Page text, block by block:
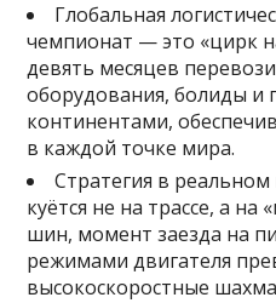
Глобальная
чемпионат — это «цирк
девять месяцев
оборудования, болиды и
континентами,
в каждой точке мира.
Стратегия в
куётся не на трассе, а на
шин, момент заезда на
режимами двигателя
высокоскоростные